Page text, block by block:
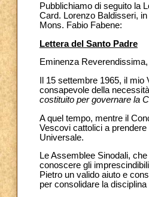
Pubblichiamo di seguito la
Card. Lorenzo Baldisseri,
Mons. Fabio Fabene:
Lettera del Santo Padre
Eminenza Reverendissima,
Il 15 settembre 1965, il
consapevole della
costituito per governare la
A quel tempo, mentre il
Vescovi cattolici a
Universale.
Le Assemblee Sinodali,
conoscere gli
Pietro un valido aiuto e
per consolidare la